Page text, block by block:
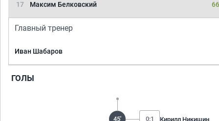
17
Максим Белковский
Главный тренер
Иван Шабаров
ГОЛЫ
45' 0:1 Кирилл Никишин